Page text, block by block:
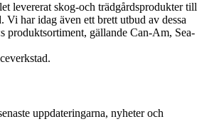
levererat skog-och trädgårdsprodukter till
Vi har idag även ett brett utbud av dessa
produktsortiment, gällande Can-Am, Sea-
uppdateringarna, nyheter och